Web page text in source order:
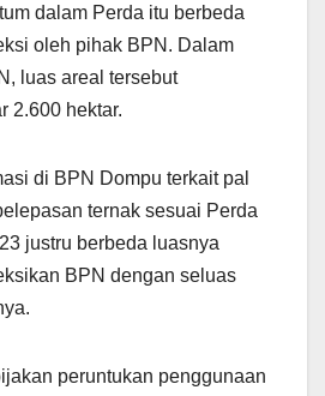
dalam Perda itu berbeda
oleh pihak BPN. Dalam
luas areal tersebut
2.600 hektar.
di BPN Dompu terkait pal
ternak sesuai Perda
justru berbeda luasnya
BPN dengan seluas
peruntukan penggunaan